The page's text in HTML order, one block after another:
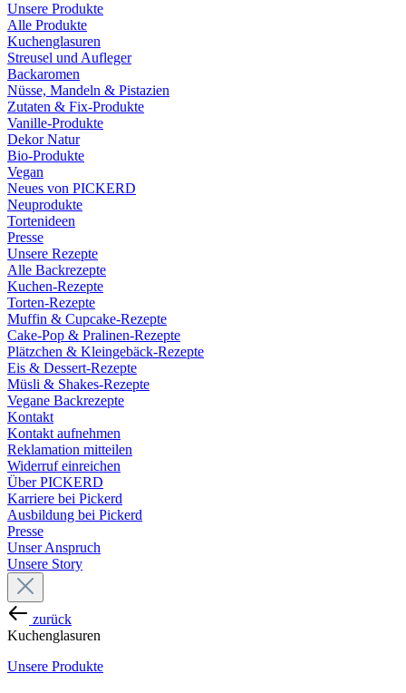
Unsere Produkte
Alle Produkte
Kuchenglasuren
Streusel und Aufleger
Backaromen
Nüsse, Mandeln & Pistazien
Zutaten & Fix-Produkte
Vanille-Produkte
Dekor Natur
Bio-Produkte
Vegan
Neues von PICKERD
Neuprodukte
Tortenideen
Presse
Unsere Rezepte
Alle Backrezepte
Kuchen-Rezepte
Torten-Rezepte
Muffin & Cupcake-Rezepte
Cake-Pop & Pralinen-Rezepte
Plätzchen & Kleingebäck-Rezepte
Eis & Dessert-Rezepte
Müsli & Shakes-Rezepte
Vegane Backrezepte
Kontakt
Kontakt aufnehmen
Reklamation mitteilen
Widerruf einreichen
Über PICKERD
Karriere bei Pickerd
Ausbildung bei Pickerd
Presse
Unser Anspruch
Unsere Story
zurück
Kuchenglasuren
Unsere Produkte